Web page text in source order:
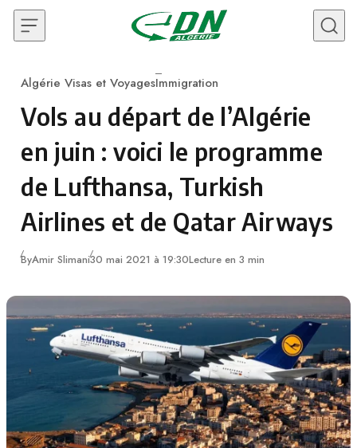
Skip to content
Category
Algérie Visas et VoyagesImmigration
Vols au départ de l’Algérie
en juin : voici le programme
de Lufthansa, Turkish
Airlines et de Qatar Airways
ByAmir Slimani30 mai 2021 à 19:30Lecture en 3 min